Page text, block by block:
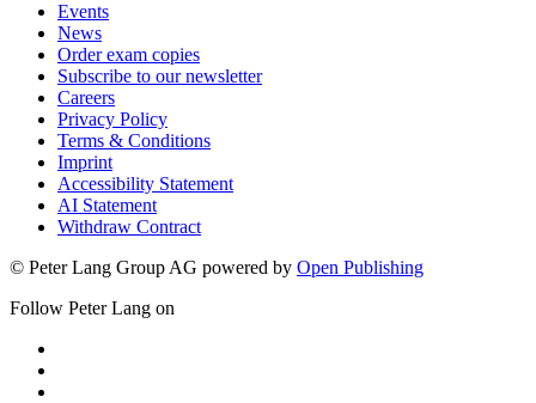
Events
News
Order exam copies
Subscribe to our newsletter
Careers
Privacy Policy
Terms & Conditions
Imprint
Accessibility Statement
AI Statement
Withdraw Contract
© Peter Lang Group AG powered by Open Publishing
Follow Peter Lang on